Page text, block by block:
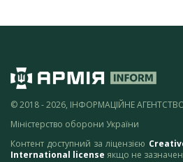
© 2018 - 2026, ІНФОРМАЦІЙНЕ
Міністерство оборони України
Контент доступний за ліцензією
International license якщо не